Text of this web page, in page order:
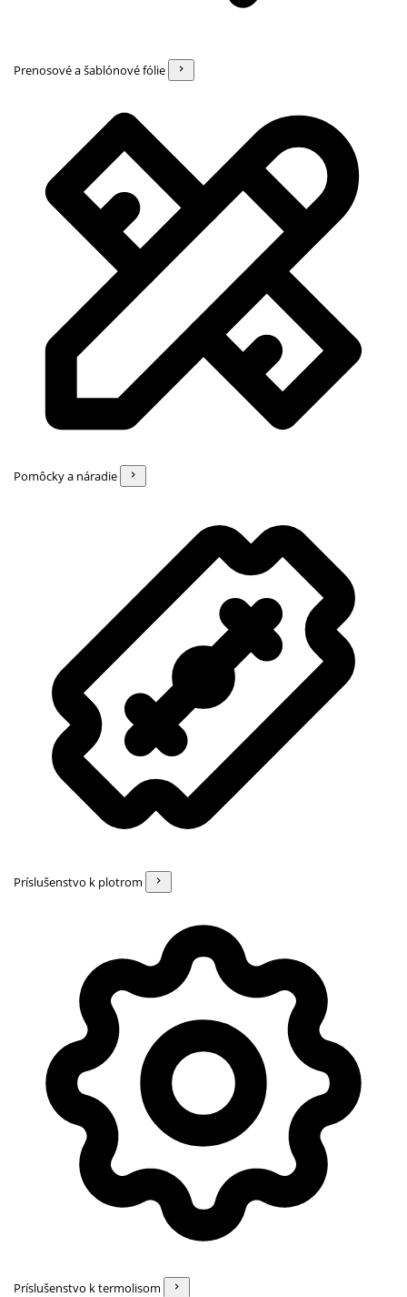
Prenosové a šablónové fólie
Pomôcky a náradie
Príslušenstvo k plotrom
Príslušenstvo k termolisom